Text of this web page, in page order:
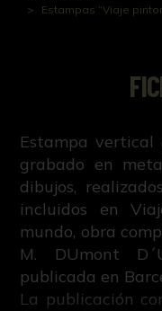
Estampas “Viaje
Estampa vertical
grabado en
dibujos,
incluidos en
mundo, obra
M. DUmont
publicada en
La publicación